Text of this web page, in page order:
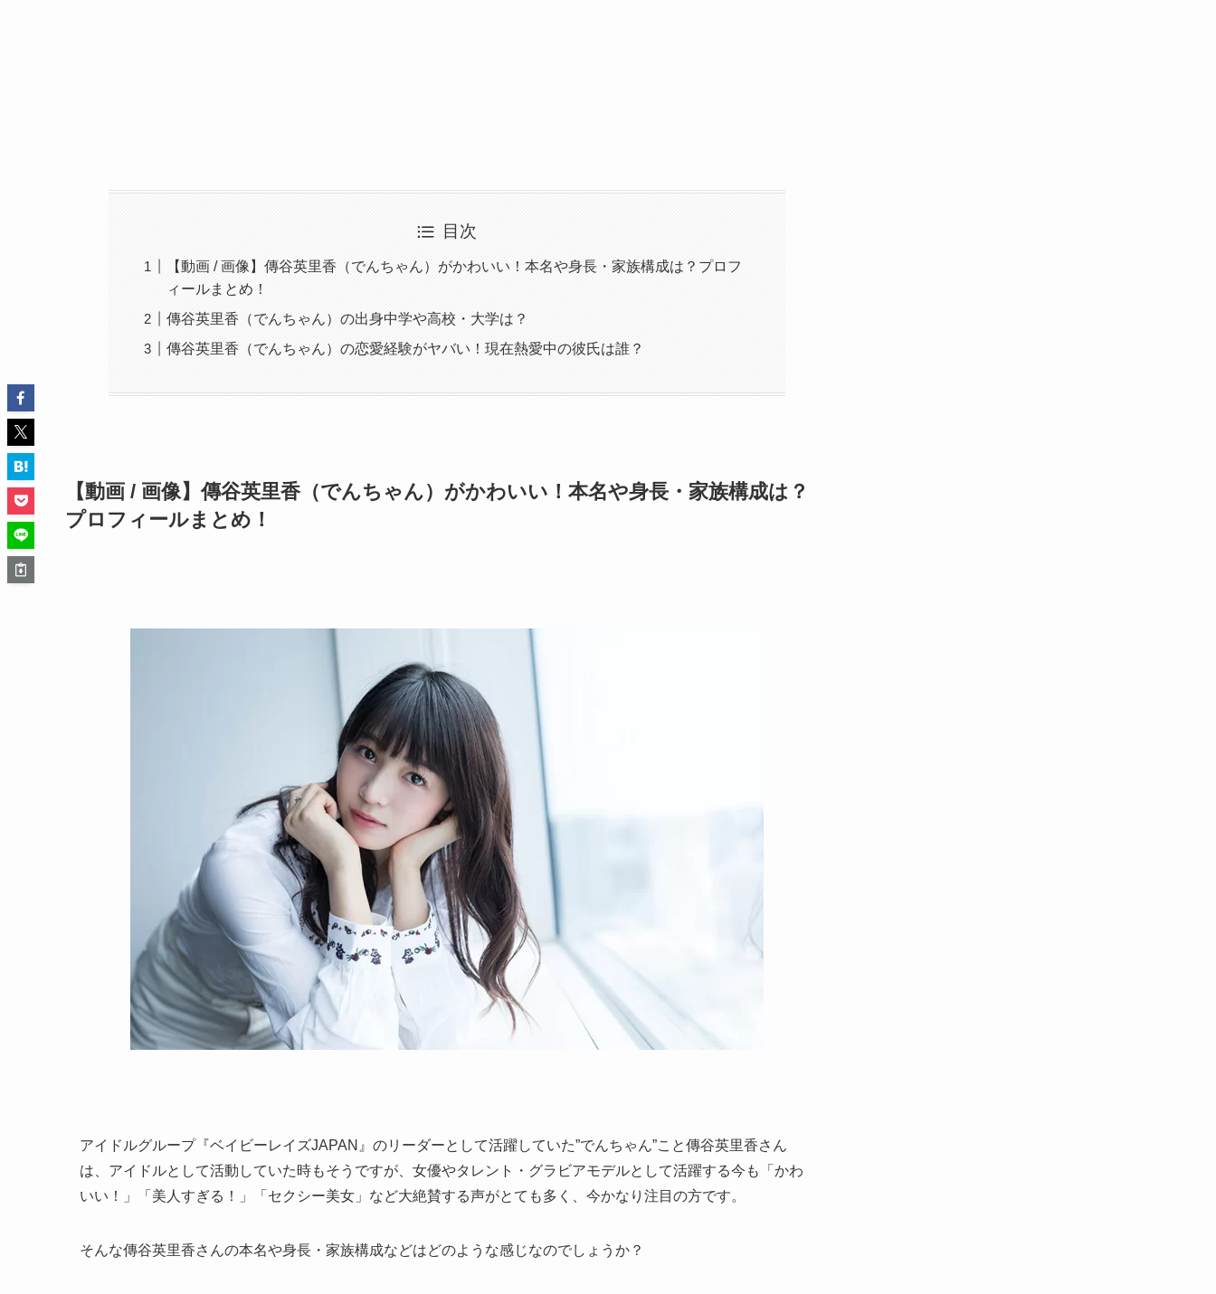
目次
【動画 / 画像】傳谷英里香（でんちゃん）がかわいい！本名や身長・家族構成は？プロフ
ィールまとめ！
傳谷英里香（でんちゃん）の出身中学や高校・大学は？
傳谷英里香（でんちゃん）の恋愛経験がヤバい！現在熱愛中の彼氏は誰？
【動画 / 画像】傳谷英里香（でんちゃん）がかわいい！本名や身長・家族構成は？
プロフィールまとめ！
アイドルグループ『ベイビーレイズJAPAN』のリーダーとして活躍していた”でんちゃん”こと傳谷英里香さん
は、アイドルとして活動していた時もそうですが、女優やタレント・グラビアモデルとして活躍する今も「かわ
いい！」「美人すぎる！」「セクシー美女」など大絶賛する声がとても多く、今かなり注目の方です。
そんな傳谷英里香さんの本名や身長・家族構成などはどのような感じなのでしょうか？